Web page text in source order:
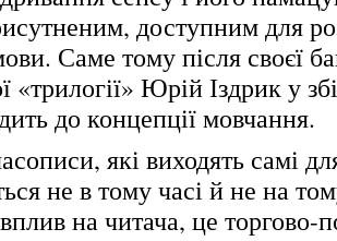
доступним для
Саме тому після своєї
«трилогії» Юрій Іздрик у
до концепції мовчання.
які виходять самі
не в тому часі й не на
на читача, це торгово-